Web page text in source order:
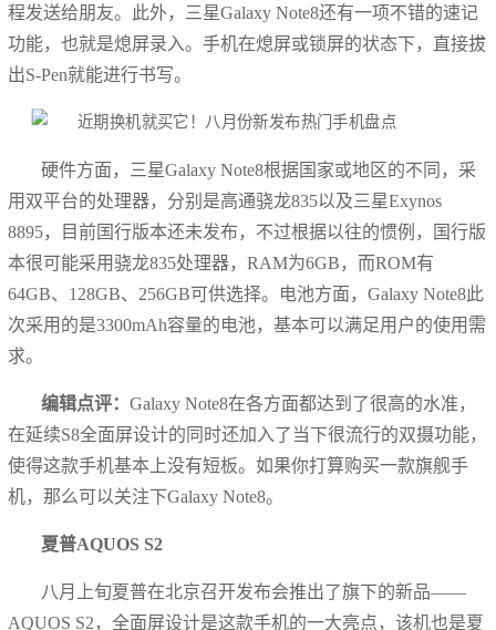
程发送给朋友。此外，三星Galaxy Note8还有一项不错的速记
功能，也就是熄屏录入。手机在熄屏或锁屏的状态下，直接拔
出S-Pen就能进行书写。
硬件方面，三星Galaxy Note8根据国家或地区的不同，采
用双平台的处理器，分别是高通骁龙835以及三星Exynos
8895，目前国行版本还未发布，不过根据以往的惯例，国行版
本很可能采用骁龙835处理器，RAM为6GB，而ROM有
64GB、128GB、256GB可供选择。电池方面，Galaxy Note8此
次采用的是3300mAh容量的电池，基本可以满足用户的使用需
求。
编辑点评：Galaxy Note8在各方面都达到了很高的水准，
在延续S8全面屏设计的同时还加入了当下很流行的双摄功能，
使得这款手机基本上没有短板。如果你打算购买一款旗舰手
机，那么可以关注下Galaxy Note8。
夏普AQUOS S2
八月上旬夏普在北京召开发布会推出了旗下的新品——
AQUOS S2，全面屏设计是这款手机的一大亮点，该机也是夏